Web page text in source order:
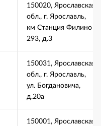
150020, Ярославская
обл., г. Ярославль,
км Станция Филино
293, д.3
150031, Ярославская
обл., г. Ярославль,
ул. Богдановича,
д.20а
150001, Ярославская